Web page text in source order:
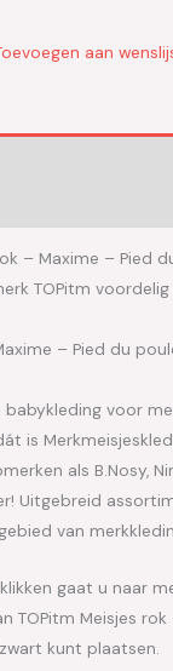
aan
– Maxime – Pied
TOPitm
– Pied du
babykleding voor
is
als B.Nosy,
Uitgebreid
van
gaat u naar
TOPitm Meisjes rok
kunt plaatsen.